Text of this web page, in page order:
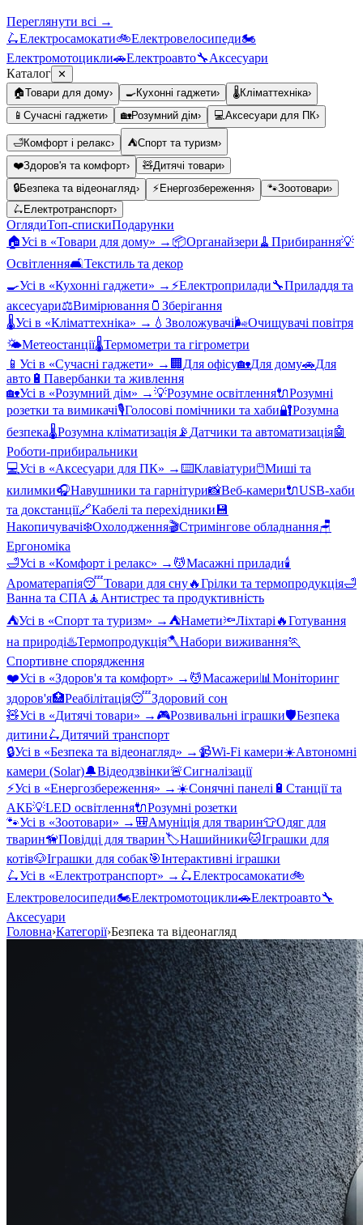
Переглянути всі →
🛴Електросамокати🚲Електровелосипеди🏍️
Електромотоцикли🚗Електроавто🔧Аксесуари
Каталог ✕
🏠Товари для дому› 🍳Кухонні гаджети› 🌡️Кліматтехніка›
📱 Сучасні гаджети› 🏡Розумний дім› 💻Аксесуари для ПК›
🛁Комфорт і релакс› ⛺Спорт та туризм›
❤️Здоров'я та комфорт› 🧸Дитячі товари›
🔒Безпека та відеонагляд› ⚡ Енергозбереження› 🐾Зоотовари›
🛴 Електротранспорт›
ОглядиТоп-спискиПодарунки
🏠Усі в «Товари для дому» → 📦Органайзери 🧹 Прибирання💡
Освітлення🛋️Текстиль та декор
🍳Усі в «Кухонні гаджети» → ⚡Електроприлади🔧Приладдя та
аксесуари⚖️Вимірювання 🫙 Зберігання
🌡️Усі в «Кліматтехніка» → 💧 Зволожувачі🌬️Очищувачі повітря
🌤️Метеостанції🌡️Термометри та гігрометри
📱 Усі в «Сучасні гаджети» → 🏢 Для офісу🏡Для дому🚗Для
авто 🔋 Павербанки та живлення
🏡Усі в «Розумний дім» →💡Розумне освітлення🔌Розумні
розетки та вимикачі🎙️Голосові помічники та хаби🔐Розумна
безпека🌡️Розумна кліматизація 📡 Датчики та автоматизація🤖
Роботи-прибиральники
💻Усі в «Аксесуари для ПК» →⌨️Клавіатури🖱️Миші та
килимки🎧Навушники та гарнітури📸Веб-камери🔌USB-хаби
та докстанції🔗Кабелі та перехідники 💾
Накопичувачі❄️Охолодження🎬Стримінгове обладнання🪑
Ергономіка
🛁Усі в «Комфорт і релакс» → 💆Масажні прилади🕯️
Ароматерапія😴Товари для сну🔥Грілки та термопродукція🛁
Ванна та СПА 🧘 Антистрес та продуктивність
⛺Усі в «Спорт та туризм» → ⛺Намети🔦Ліхтарі 🔥Готування
на природі♨️Термопродукція🪓Набори виживання🏃
Спортивне спорядження
❤️Усі в «Здоров'я та комфорт» → 💆Масажери📊 Моніторинг
здоров'я🏥Реабілітація😴Здоровий сон
🧸Усі в «Дитячі товари» → 🎮Розвивальні іграшки🛡️Безпека
дитини🛴Дитячий транспорт
🔒Усі в «Безпека та відеонагляд» → 📹Wi-Fi камери☀️Автономні
камери (Solar)🔔Відеодзвінки🚨Сигналізації
⚡Усі в «Енергозбереження» → ☀️Сонячні панелі 🔋 Станції та
АКБ💡LED освітлення🔌Розумні розетки
🐾Усі в «Зоотовари» → 🎒Амуніція для тварин👕Одяг для
тварин🦮Повідці для тварин🏷️Нашийники🐱Іграшки для
котів🐶Іграшки для собак🎯Інтерактивні іграшки
🛴Усі в «Електротранспорт» → 🛴Електросамокати🚲
Електровелосипеди🏍️Електромотоцикли🚗Електроавто🔧
Аксесуари
Головна›Категорії›Безпека та відеонагляд